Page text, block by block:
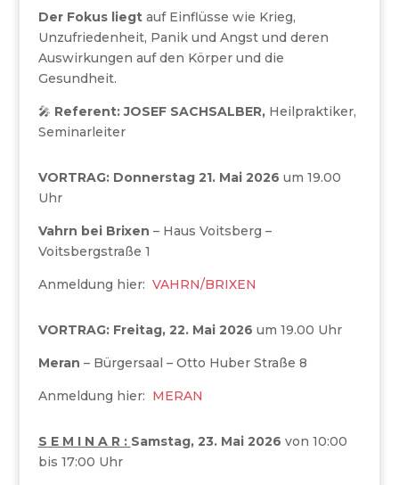
Der Fokus liegtauf Einflüsse wie Krieg,
Unzufriedenheit, Panik und Angst und deren
Auswirkungen auf den Körper und die
Gesundheit.
🎤 Referent: JOSEF SACHSALBER,Heilpraktiker,
Seminarleiter
VORTRAG: Donnerstag 21. Mai 2026 um 19.00
Uhr
Vahrn bei Brixen – Haus Voitsberg –
Voitsbergstraße 1
Anmeldung hier: VAHRN/BRIXEN
VORTRAG: Freitag, 22. Mai 2026 um 19.00 Uhr
Meran – Bürgersaal – Otto Huber Straße 8
Anmeldung hier: MERAN
S E M I N A R : Samstag, 23. Mai 2026 von 10:00
bis 17:00 Uhr